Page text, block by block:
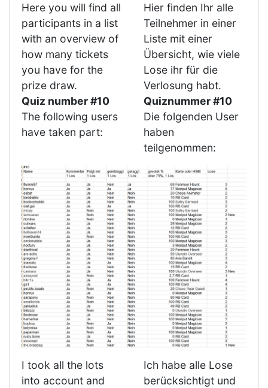
Here you will find all
participants in a list
with an overview of
how many tickets
you have for the
prize draw.
Quiz number #10
The following users
have taken part:
Hier finden Ihr alle
Teilnehmer in einer
Liste mit einer
Übersicht, wie viele
Lose ihr für die
Verlosung habt.
Quiznummer #10
Die folgenden User
haben
teilgenommen:
I took all the lots
into account and
Ich habe alle Lose
berücksichtigt und